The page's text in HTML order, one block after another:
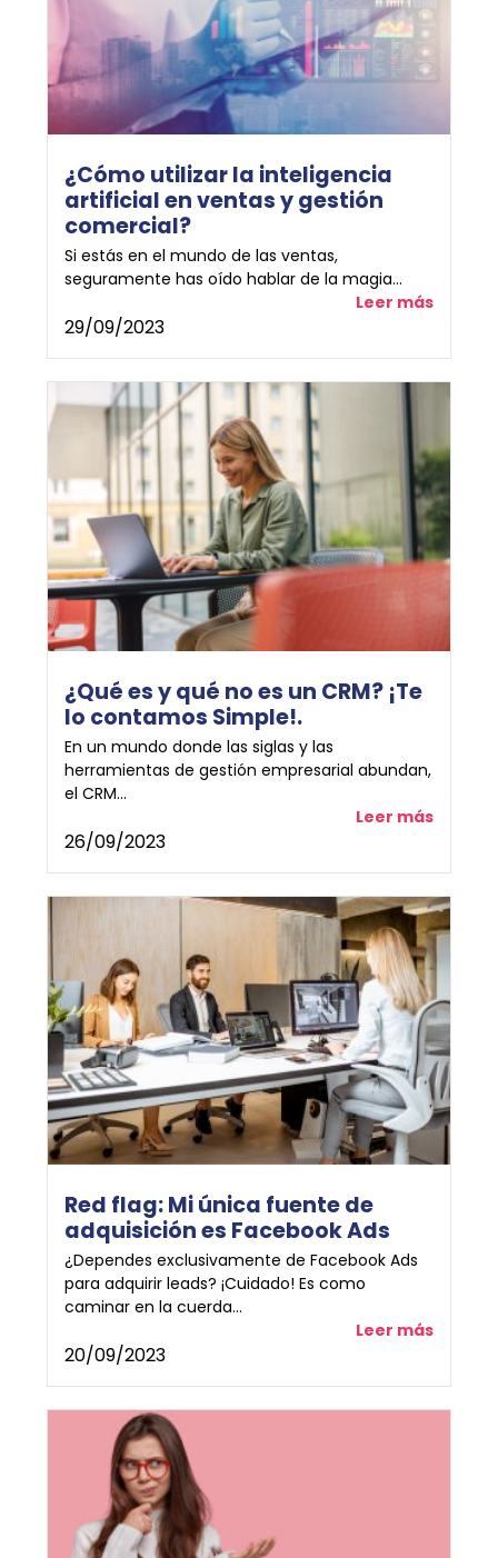
¿Cómo utilizar la inteligencia
artificial en ventas y gestión
comercial?
Si estás en el mundo de las ventas,
seguramente has oído hablar de la magia...
Leer más
29/09/2023
¿Qué es y qué no es un CRM? ¡Te
lo contamos Simple!.
En un mundo donde las siglas y las
herramientas de gestión empresarial abundan,
el CRM...
Leer más
26/09/2023
Red flag: Mi única fuente de
adquisición es Facebook Ads
¿Dependes exclusivamente de Facebook Ads
para adquirir leads? ¡Cuidado! Es como
caminar en la cuerda...
Leer más
20/09/2023